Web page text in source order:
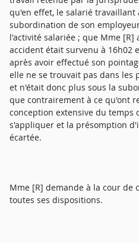
qu'en effet, le salarié travaillant
subordination de son
l'activité salariée ; que Mme [R]
accident était survenu à 16h02
après avoir effectué son
elle ne se trouvait pas dans les
et n'était donc plus sous la
que contrairement à ce qu'ont
conception extensive du temps
s'appliquer et la présomption
écartée.
Mme [R] demande à la cour de
toutes ses dispositions.